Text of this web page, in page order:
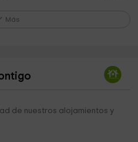
6,1 km
Más
de nuestros alojamientos y